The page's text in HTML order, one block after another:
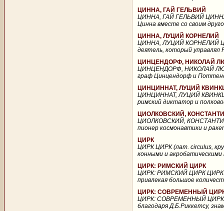
ЦИННА, ГАЙ ГЕЛЬВИЙ
ЦИННА, ГАЙ ГЕЛЬВИЙ ЦИННА,
Цинна вместе со своим
ЦИННА, ЛУЦИЙ КОРНЕЛИЙ
ЦИННА, ЛУЦИЙ КОРНЕЛИЙ
деятель, который управлял
ЦИНЦЕНДОРФ, НИКОЛАЙ
ЦИНЦЕНДОРФ, НИКОЛАЙ
граф Цинцендорф и
ЦИНЦИННАТ, ЛУЦИЙ
ЦИНЦИННАТ, ЛУЦИЙ
римский диктатор и
ЦИОЛКОВСКИЙ,
ЦИОЛКОВСКИЙ,
пионер космонавтики и
ЦИРК
ЦИРК ЦИРК (лат. circulus,
конными и акробатическими
ЦИРК: РИМСКИЙ ЦИРК
ЦИРК: РИМСКИЙ ЦИРК ЦИРК:
привлекая большое
ЦИРК: СОВРЕМЕННЫЙ
ЦИРК: СОВРЕМЕННЫЙ ЦИРК
благодаря Д.Б.Риккетсу,